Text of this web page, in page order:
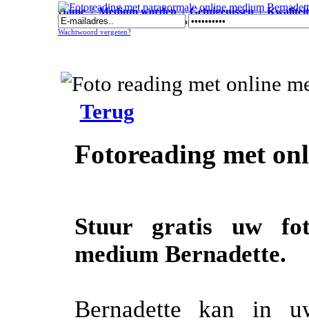
Home|Medium worden|Getuigenissen|Kwaliteit
Fotoreading met paranormale online medium Bernadette
Wachtwoord vergeten?
Terug
Fotoreading met
Stuur gratis uw
medium Bernadette.
Bernadette kan in